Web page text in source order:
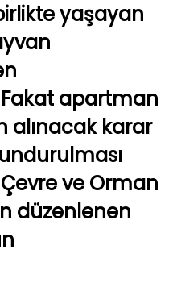
yaşayan
apartman
alınacak karar
ve Orman
düzenlenen